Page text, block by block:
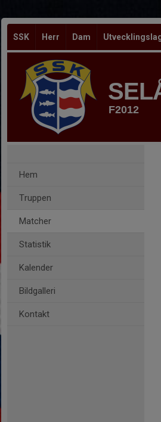
SSK Herr Dam
F2012
Hem
Truppen
Matcher
Statistik
Kalender
Bildgalleri
Kontakt